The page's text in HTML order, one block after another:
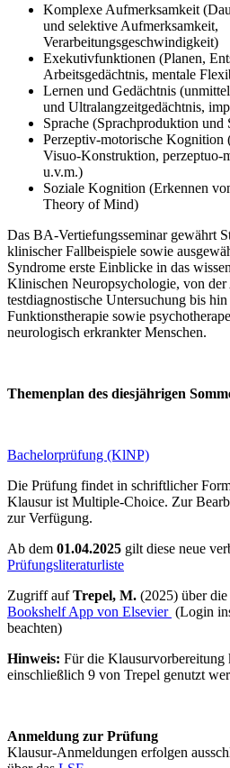
Komplexe Aufmerksamkeit
und selektive Aufmerksamkeit,
Verarbeitungsgeschwindigkeit)
Exekutivfunktionen (Planen,
Arbeitsgedächtnis, mentale
Lernen und Gedächtnis
und Ultralangzeitgedächtnis,
Sprache (Sprachproduktion und
Perzeptiv-motorische Kognition
Visuo-Konstruktion, perzeptuo-
u.v.m.)
Soziale Kognition (Erkennen
Theory of Mind)
Das BA-Vertiefungsseminar gewährt
klinischer Fallbeispiele sowie
Syndrome erste Einblicke in das
Klinischen Neuropsychologie, von der
testdiagnostische Untersuchung bis
Funktionstherapie sowie
neurologisch erkrankter Menschen.
Themenplan des diesjährigen
Bachelorprüfung (KlNP)
Die Prüfung findet in schriftlicher
Klausur ist Multiple-Choice. Zur
zur Verfügung.
Ab dem 01.04.2025 gilt diese neue
Prüfungsliteraturliste
Zugriff aufTrepel, M. (2025) über die
Bookshelf App von Elsevier (Login
beachten)
Hinweis: Für die
einschließlich 9 von Trepel genutzt
Anmeldung zur Prüfung
Klausur-Anmeldungen erfolgen